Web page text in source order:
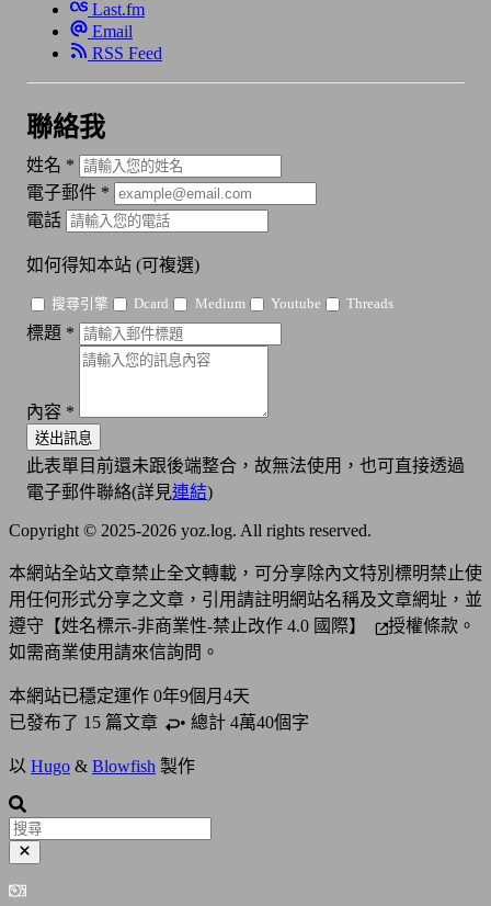
Last.fm
Email
RSS Feed
聯絡我
姓名 *
電子郵件 *
電話
如何得知本站 (可複選)
搜尋引擎 Dcard Medium Youtube Threads
標題 *
內容 *
送出訊息
此表單目前還未跟後端整合，故無法使用，也可直接透過
電子郵件聯絡(詳見連結)
Copyright © 2025-2026 yoz.log. All rights reserved.
本網站全站文章禁止全文轉載，可分享除內文特別標明禁止使
用任何形式分享之文章，引用請註明網站名稱及文章網址，並
遵守 【姓名標示-非商業性-禁止改作 4.0 國際】
授權條款。
如需商業使用請來信詢問。
本網站已穩定運作 0年9個月4天
已發布了 15 篇文章 • 總計 4萬40個字
以 Hugo & Blowfish 製作